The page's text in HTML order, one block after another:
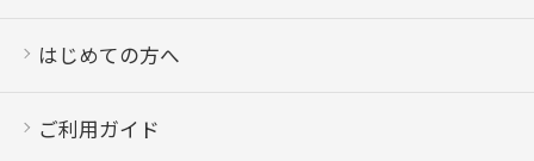
はじめての方へ
ご利用ガイド